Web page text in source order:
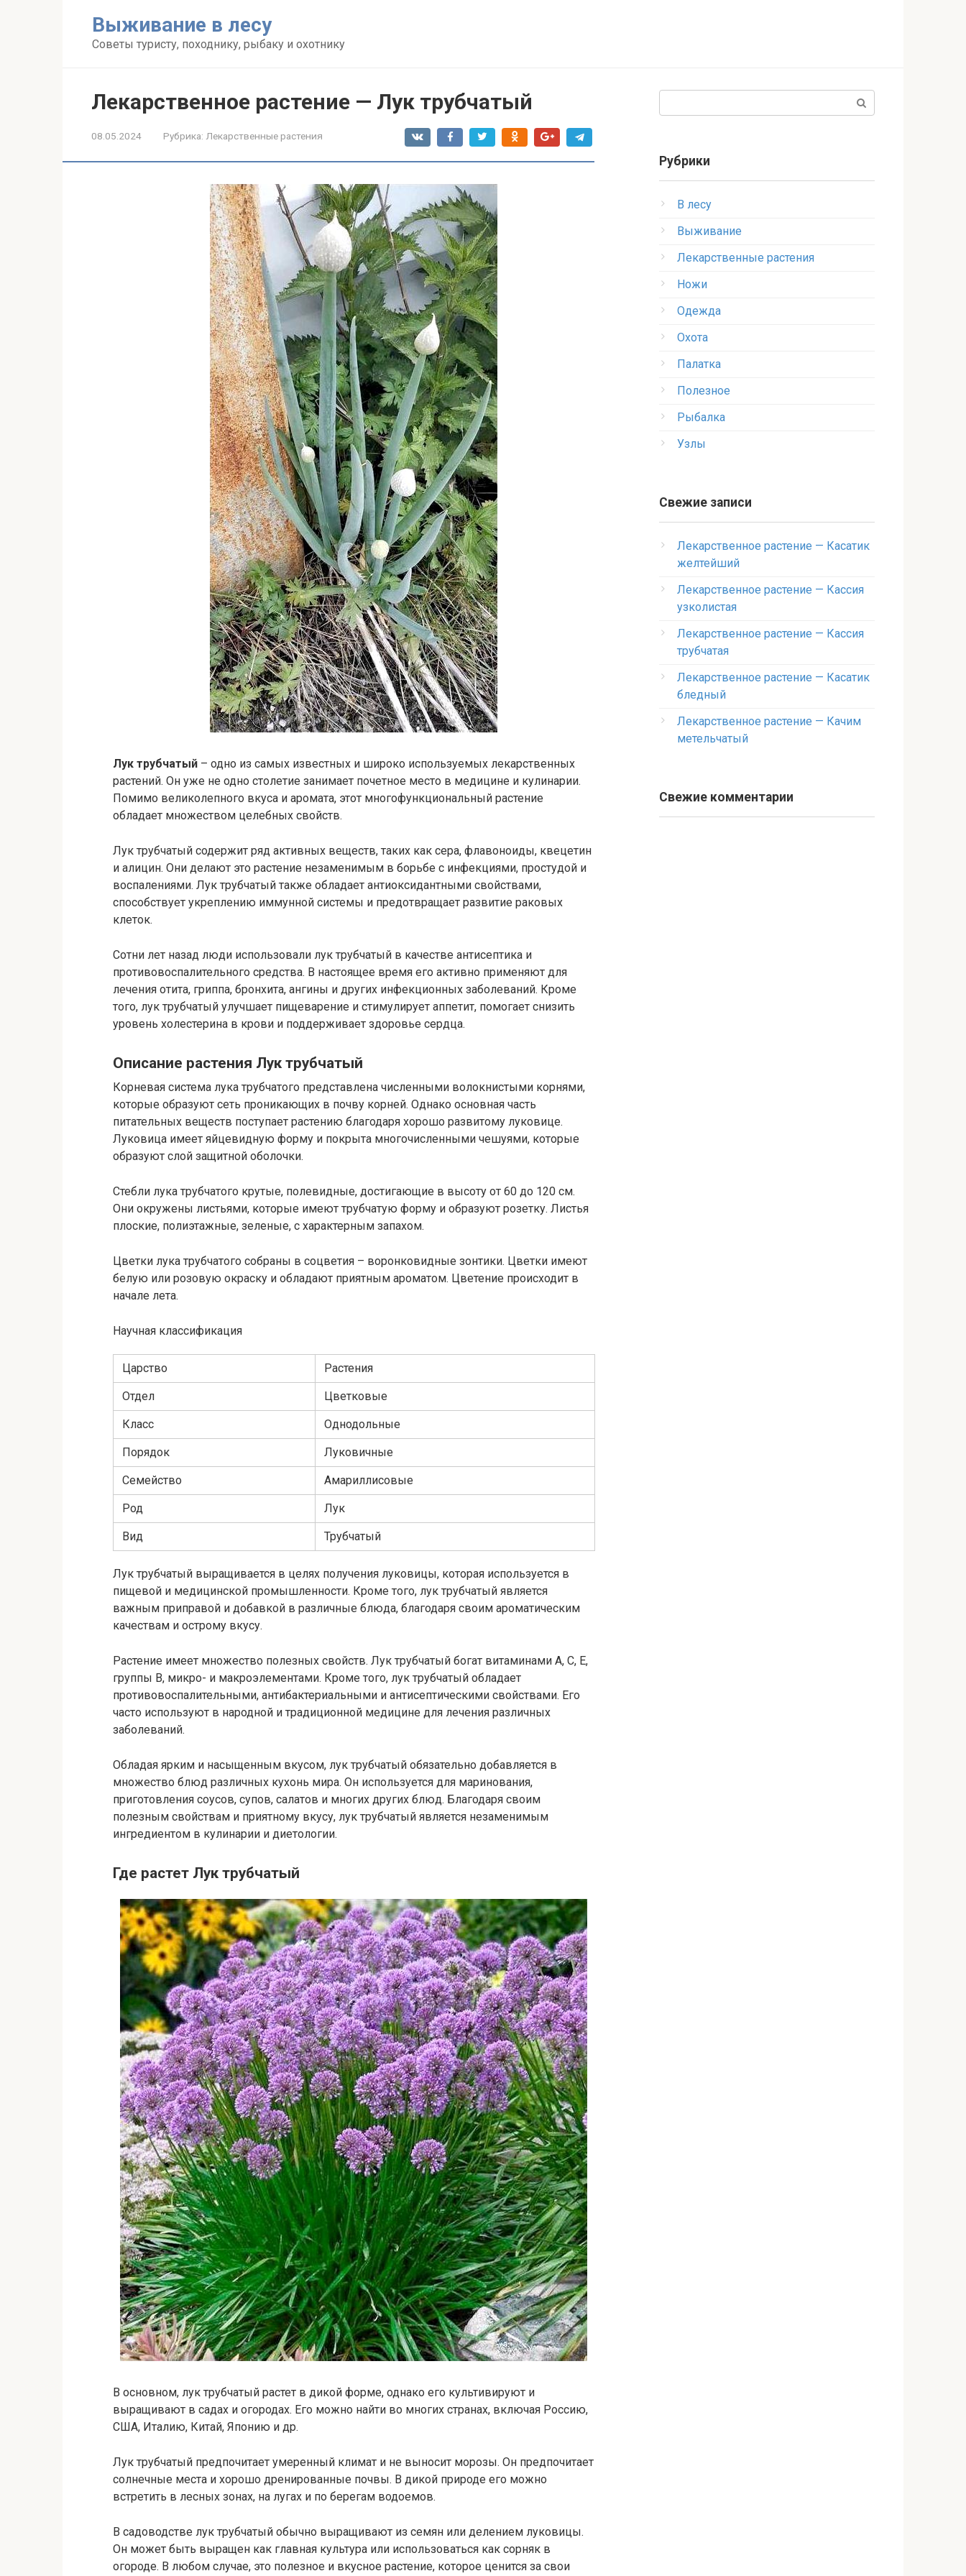
Выживание в лесу
Советы туристу, походнику, рыбаку и охотнику
Лекарственное растение — Лук трубчатый
08.05.2024 Рубрика: Лекарственные растения
Лук трубчатый – одно из самых известных и широко используемых лекарственных
растений. Он уже не одно столетие занимает почетное место в медицине и кулинарии.
Помимо великолепного вкуса и аромата, этот многофункциональный растение
обладает множеством целебных свойств.
Лук трубчатый содержит ряд активных веществ, таких как сера, флавоноиды, квецетин
и алицин. Они делают это растение незаменимым в борьбе с инфекциями, простудой и
воспалениями. Лук трубчатый также обладает антиоксидантными свойствами,
способствует укреплению иммунной системы и предотвращает развитие раковых
клеток.
Сотни лет назад люди использовали лук трубчатый в качестве антисептика и
противовоспалительного средства. В настоящее время его активно применяют для
лечения отита, гриппа, бронхита, ангины и других инфекционных заболеваний. Кроме
того, лук трубчатый улучшает пищеварение и стимулирует аппетит, помогает снизить
уровень холестерина в крови и поддерживает здоровье сердца.
Описание растения Лук трубчатый
Корневая система лука трубчатого представлена численными волокнистыми корнями,
которые образуют сеть проникающих в почву корней. Однако основная часть
питательных веществ поступает растению благодаря хорошо развитому луковице.
Луковица имеет яйцевидную форму и покрыта многочисленными чешуями, которые
образуют слой защитной оболочки.
Стебли лука трубчатого крутые, полевидные, достигающие в высоту от 60 до 120 см.
Они окружены листьями, которые имеют трубчатую форму и образуют розетку. Листья
плоские, полиэтажные, зеленые, с характерным запахом.
Цветки лука трубчатого собраны в соцветия – воронковидные зонтики. Цветки имеют
белую или розовую окраску и обладают приятным ароматом. Цветение происходит в
начале лета.
Научная классификация
Царство Растения
Отдел Цветковые
Класс Однодольные
Порядок Луковичные
Семейство Амариллисовые
Род Лук
Вид Трубчатый
Лук трубчатый выращивается в целях получения луковицы, которая используется в
пищевой и медицинской промышленности. Кроме того, лук трубчатый является
важным приправой и добавкой в различные блюда, благодаря своим ароматическим
качествам и острому вкусу.
Растение имеет множество полезных свойств. Лук трубчатый богат витаминами А, С, Е,
группы В, микро- и макроэлементами. Кроме того, лук трубчатый обладает
противовоспалительными, антибактериальными и антисептическими свойствами. Его
часто используют в народной и традиционной медицине для лечения различных
заболеваний.
Обладая ярким и насыщенным вкусом, лук трубчатый обязательно добавляется в
множество блюд различных кухонь мира. Он используется для маринования,
приготовления соусов, супов, салатов и многих других блюд. Благодаря своим
полезным свойствам и приятному вкусу, лук трубчатый является незаменимым
ингредиентом в кулинарии и диетологии.
Где растет Лук трубчатый
В основном, лук трубчатый растет в дикой форме, однако его культивируют и
выращивают в садах и огородах. Его можно найти во многих странах, включая Россию,
США, Италию, Китай, Японию и др.
Лук трубчатый предпочитает умеренный климат и не выносит морозы. Он предпочитает
солнечные места и хорошо дренированные почвы. В дикой природе его можно
встретить в лесных зонах, на лугах и по берегам водоемов.
В садоводстве лук трубчатый обычно выращивают из семян или делением луковицы.
Он может быть выращен как главная культура или использоваться как сорняк в
огороде. В любом случае, это полезное и вкусное растение, которое ценится за свои
Рубрики
В лесу
Выживание
Лекарственные растения
Ножи
Одежда
Охота
Палатка
Полезное
Рыбалка
Узлы
Свежие записи
Лекарственное растение — Касатик
желтейший
Лекарственное растение — Кассия
узколистая
Лекарственное растение — Кассия
трубчатая
Лекарственное растение — Касатик
бледный
Лекарственное растение — Качим
метельчатый
Свежие комментарии